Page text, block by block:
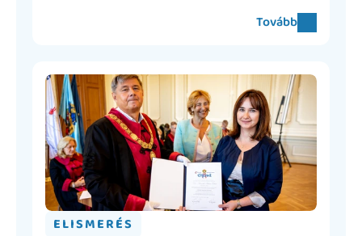
Tovább
ELISMERÉS